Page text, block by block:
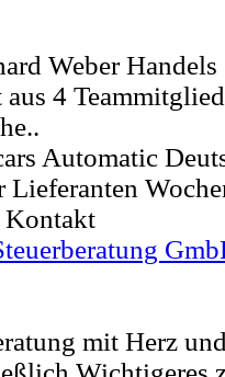
Weber
4
Automatic
Kontakt
mit Herz